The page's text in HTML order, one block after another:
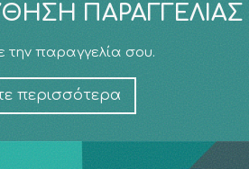
ΠΑΡΑΓΓΕΛΊΑΣ
την παραγγελία σου.
περισσότερα